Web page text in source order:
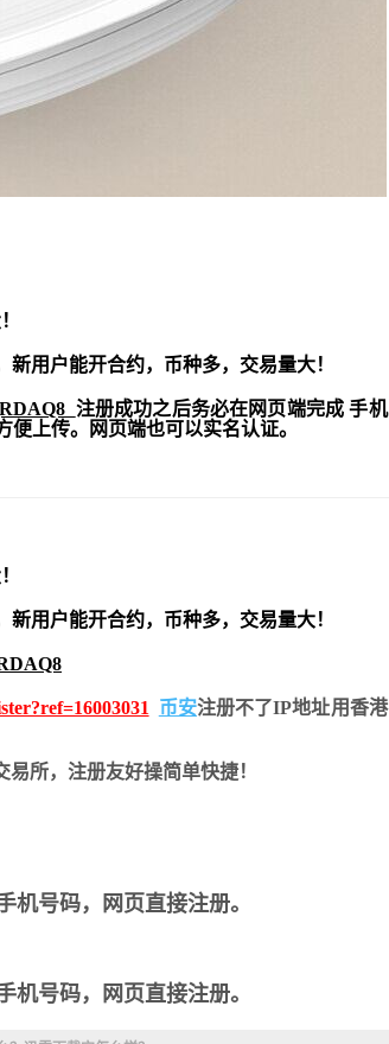
用户能开合约， 币种多，交易量大！
注册成功之后务必在网页端完成 手
上传。网页端也可以实名认证。
用户能开合约， 币种多，交易量大！
币安注册不了IP地址用香
所，注册友好操简单快捷！
机号码，网页直接注册。
机号码，网页直接注册。